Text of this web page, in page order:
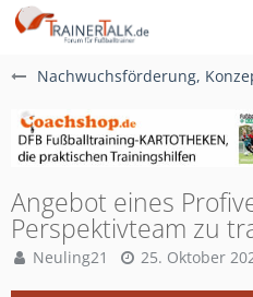
Nachwuchsförderung,
Angebot eines
Perspektivteam zu
Neuling21 25. Oktober